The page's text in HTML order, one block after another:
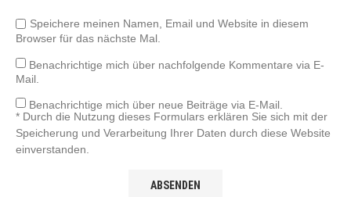
Speichere meinen Namen, Email und Website in diesem
Browser für das nächste Mal.
Benachrichtige mich über nachfolgende Kommentare via E-
Mail.
Benachrichtige mich über neue Beiträge via E-Mail.
* Durch die Nutzung dieses Formulars erklären Sie sich mit der
Speicherung und Verarbeitung Ihrer Daten durch diese Website
einverstanden.